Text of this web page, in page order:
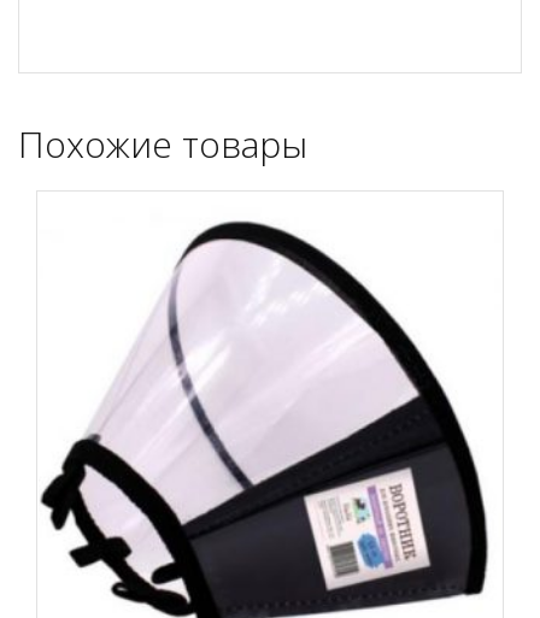
Похожие товары